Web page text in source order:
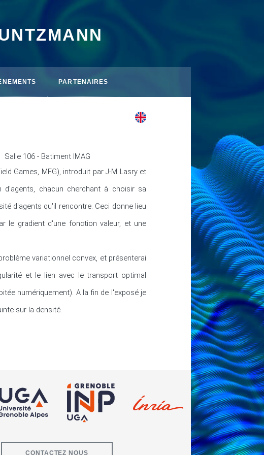
PARTENAIRES
Salle 106 - Batiment IMAG
Games, MFG), introduit par J-M Lasry et
d'agents, chacun cherchant à choisir sa
d'agents qu'il rencontre. Ceci donne lieu
le gradient d'une fonction valeur, et une
variationnel convex, et présenterai
et le lien avec le transport optimal
numériquement). A la fin de l'exposé je
sur la densité.
CONTACTEZ NOUS